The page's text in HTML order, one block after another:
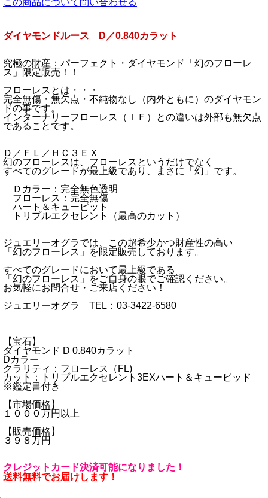
この商品について問い合わせる
ダイヤモンドルース D／0.840カラット
究極の財産：パーフェクト・ダイヤモンド「幻のフローレ
ス」限定販売！！
フローレスとは・・・
完全無傷・無欠点・不純物なし（内外ともに）のダイヤモン
ドの事です。
インターナリーフローレス（ＩＦ）との違いは外部も無欠点
であることです。
Ｄ／ＦＬ／ＨＣ３ＥＸ
幻のフローレスは、フローレスというだけでなく
すべてのグレードが最上級であり、まさに「幻」です。
Ｄカラー：完全無色透明
フローレス：完全無傷
ハート＆キューピット
トリプルエクセレント（最高のカット）
ジュエリーオグラでは、この超希少かつ財産性の高い
「幻のフローレス」を限定販売しております。
すべてのグレードにおいて最上級である
「幻のフローレス」をご自身の眼でご確認ください。
お気軽にお問合せ・ご来店ください！
ジュエリーオグラ TEL：03-3422-6580
【宝石】
ダイヤモンド D 0.840カラット
Dカラー
クラリティ：フローレス（FL)
カット：トリプルエクセレント3EXハート＆キューピッド
※鑑定書付き
【市場価格】
１０００万円以上
【販売価格】
３９８万円
クレジットカード決済可能になりました！
送料無料でお届けします！